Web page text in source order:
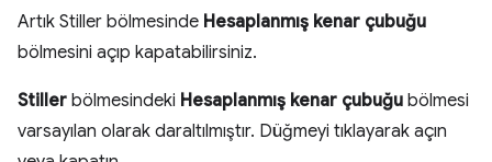
Artık Stiller bölmesinde Hesaplanmış kenar çubuğu
bölmesini açıp kapatabilirsiniz.
Stiller bölmesindeki Hesaplanmış kenar çubuğu bölmesi
varsayılan olarak daraltılmıştır. Düğmeyi tıklayarak açın